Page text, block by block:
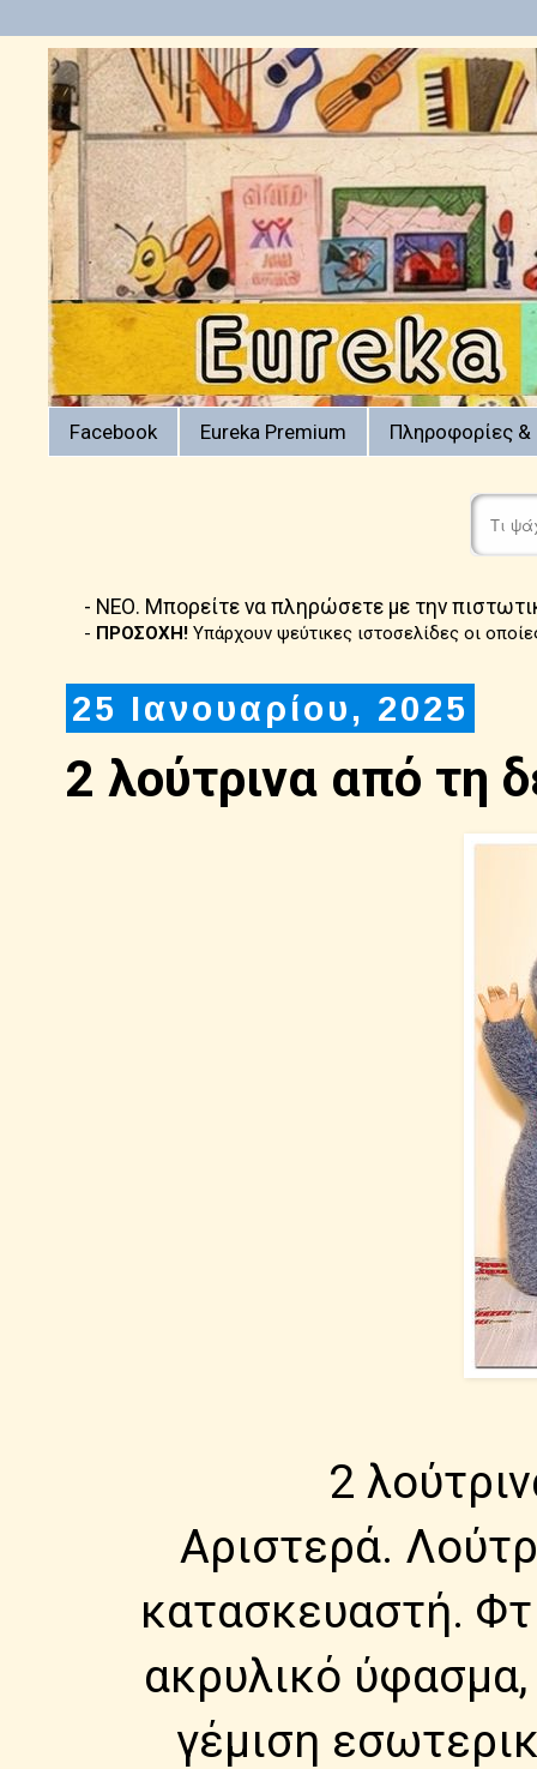
Facebook Eureka Premium Πληροφορίες &
- ΝΕΟ. Μπορείτε να πληρώσετε με την
- ΠΡΟΣΟΧΗ! Υπάρχουν ψεύτικες ιστοσελίδες οι
25 Ιανουαρίου, 2025
2 λούτρινα από τη
2
Αριστερά.
κατασκευαστή.
ακρυλικό ύφασμα,
γέμιση